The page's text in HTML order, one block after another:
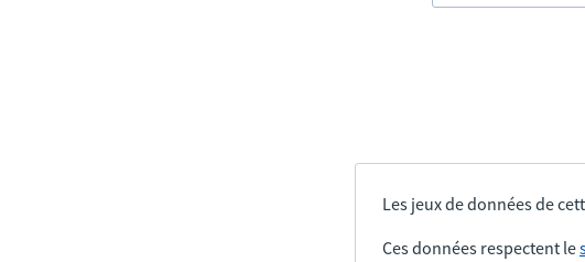
Les jeux de données de
Ces données respectent le